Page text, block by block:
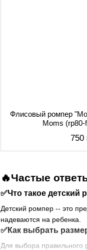
🔥Частые
✅Что такое детский
Детский ромпер -- это
надеваются на ребенка.
✅Как выбрать
Для выбора правильного
Флисовый ромпер
Moms
750